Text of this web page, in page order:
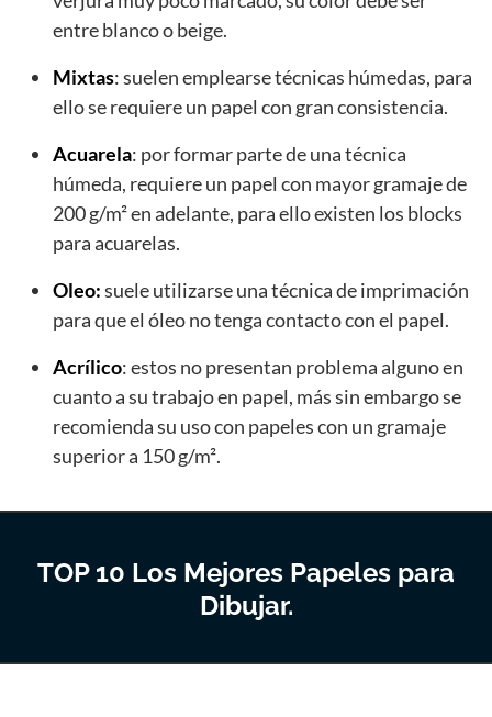
entre blanco o beige.
Mixtas: suelen emplearse técnicas húmedas, para
ello se requiere un papel con gran consistencia.
Acuarela: por formar parte de una técnica
húmeda, requiere un papel con mayor gramaje de
200 g/m² en adelante, para ello existen los blocks
para acuarelas.
Oleo:suele utilizarse una técnica de imprimación
para que el óleo no tenga contacto con el papel.
Acrílico: estos no presentan problema alguno en
cuanto a su trabajo en papel, más sin embargo se
recomienda su uso con papeles con un gramaje
superior a 150 g/m².
TOP 10 Los Mejores Papeles para
Dibujar.